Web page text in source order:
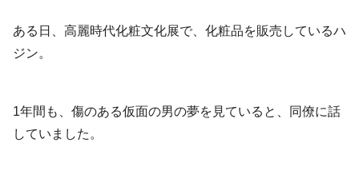
ある日、高麗時代化粧文化展で、化粧品を販売しているハ
ジン。
1年間も、傷のある仮面の男の夢を見ていると、同僚に話
していました。